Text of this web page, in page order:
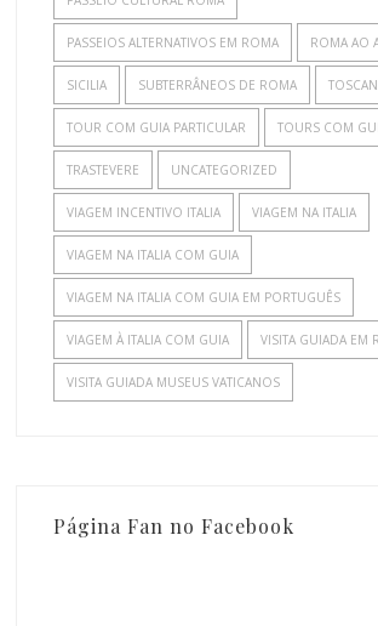
PASSEIOS ALTERNATIVOS EM ROMA ROMA AO
SICILIA SUBTERRÂNEOS DE ROMA
TOUR COM GUIA PARTICULAR TOURS COM
TRASTEVERE UNCATEGORIZED
VIAGEM INCENTIVO ITALIA VIAGEM NA ITALIA
VIAGEM NA ITALIA COM GUIA
VIAGEM NA ITALIA COM GUIA EM PORTUGUÊS
VIAGEM À ITALIA COM GUIA VISITA GUIADA EM
VISITA GUIADA MUSEUS VATICANOS
Página Fan no Facebook